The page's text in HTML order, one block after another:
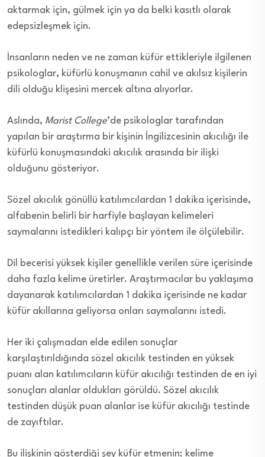
aktarmak için, gülmek için ya da belki kasıtlı olarak
edepsizleşmek için.
İnsanların neden ve ne zaman küfür ettikleriyle ilgilenen
psikologlar, küfürlü konuşmanın cahil ve akılsız kişilerin
dili olduğu klişesini mercek altına alıyorlar.
Aslında, Marist College’de psikologlar tarafından
yapılan bir araştırma bir kişinin İngilizcesinin akıcılığı ile
küfürlü konuşmasındaki akıcılık arasında bir ilişki
olduğunu gösteriyor.
Sözel akıcılık gönüllü katılımcılardan 1 dakika içerisinde,
alfabenin belirli bir harfiyle başlayan kelimeleri
saymalarını istedikleri kalıpçı bir yöntem ile ölçülebilir.
Dil becerisi yüksek kişiler genellikle verilen süre içerisinde
daha fazla kelime üretirler. Araştırmacılar bu yaklaşıma
dayanarak katılımcılardan 1 dakika içerisinde ne kadar
küfür akıllarına geliyorsa onları saymalarını istedi.
Her iki çalışmadan elde edilen sonuçlar
karşılaştırıldığında sözel akıcılık testinden en yüksek
puanı alan katılımcıların küfür akıcılığı testinden de en iyi
sonuçları alanlar oldukları görüldü. Sözel akıcılık
testinden düşük puan alanlar ise küfür akıcılığı testinde
de zayıftılar.
Bu ilişkinin gösterdiği şey küfür etmenin; kelime